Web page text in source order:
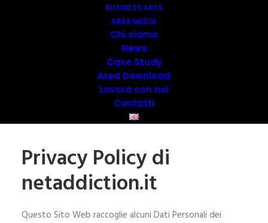
BUSINESS AREA
AREA MEDIA
Chi siamo
News
Case Study
Area Download
Lavora con noi
Contatti
Privacy Policy di
netaddiction.it
Questo Sito Web raccoglie alcuni Dati Personali dei